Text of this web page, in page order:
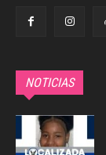
NOTICIAS